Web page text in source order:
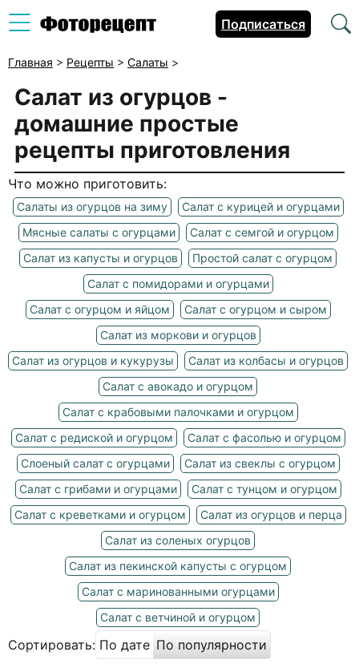
Подписаться
Главная > Рецепты > Салаты >
Салат из огурцов -
домашние простые
рецепты приготовления
Что можно приготовить:
Салаты из огурцов на зиму
Салат с курицей и огурцами
Мясные салаты с огурцами
Салат с семгой и огурцом
Салат из капусты и огурцов
Простой салат с огурцом
Салат с помидорами и огурцами
Салат с огурцом и яйцом
Салат с огурцом и сыром
Салат из моркови и огурцов
Салат из огурцов и кукурузы
Салат из колбасы и огурцов
Салат с авокадо и огурцом
Салат с крабовыми палочками и огурцом
Салат с редиской и огурцом
Салат с фасолью и огурцом
Слоеный салат с огурцами
Салат из свеклы с огурцом
Салат с грибами и огурцами
Салат с тунцом и огурцом
Салат с креветками и огурцом
Салат из огурцов и перца
Салат из соленых огурцов
Салат из пекинской капусты с огурцом
Салат с маринованными огурцами
Салат с ветчиной и огурцом
Сортировать: По дате По популярности